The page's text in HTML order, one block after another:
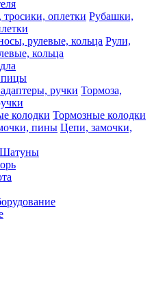
Рубашки,
Рули,
кольца
Тормоза,
Тормозные колодки
Цепи, замочки,
Шатуны